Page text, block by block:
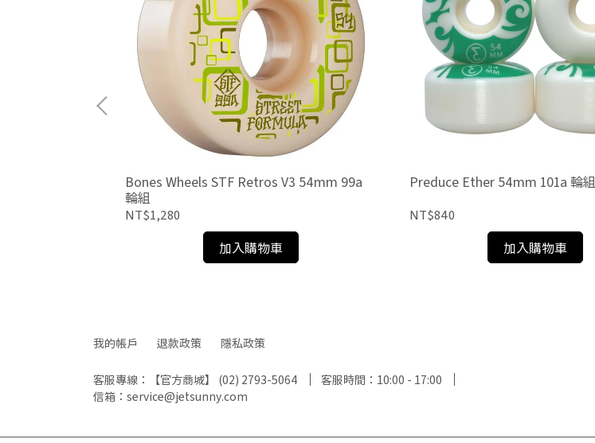
Bones Wheels STF Retros V3 54mm 99a
輪組
NT$1,280
加入購物車
Preduce Ether 54mm 101a 輪組
NT$840
加入購物車
我的帳戶 退款政策 隱私政策
客服專線：【官方商城】 (02) 2793-5064
客服時間：10:00 - 17:00
信箱：service@jetsunny.com